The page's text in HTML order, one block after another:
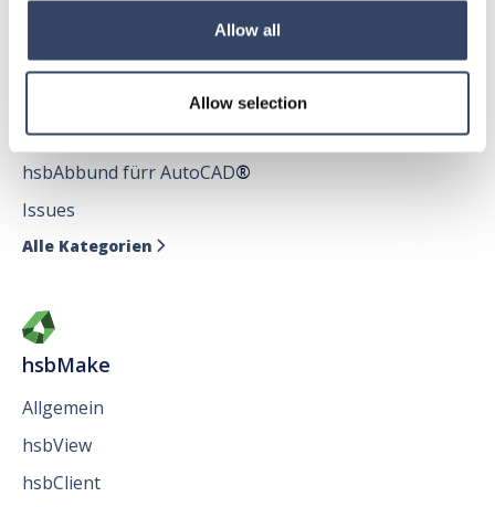
Allow all
Allow selection
hsbDesign für AutoCAD®
Allgemein
hsbAbbund fürr AutoCAD®
Issues
Alle Kategorien 
hsbMake
Allgemein
hsbView
hsbClient